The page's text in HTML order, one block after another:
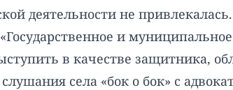
деятельности не
и
в качестве защитника,
села «бок о бок» с